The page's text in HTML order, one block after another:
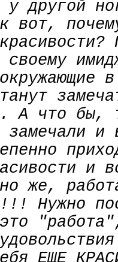
у другой
вот,
своему
А что бы,
и
и
же,
Нужно
ЕЩЕ